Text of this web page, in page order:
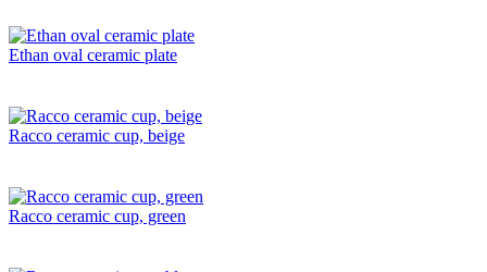
Ethan oval ceramic plate
Racco ceramic cup, beige
Racco ceramic cup, green